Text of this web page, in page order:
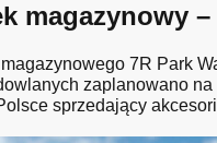
magazynowy
7R Park
zaplanowano
sprzedający